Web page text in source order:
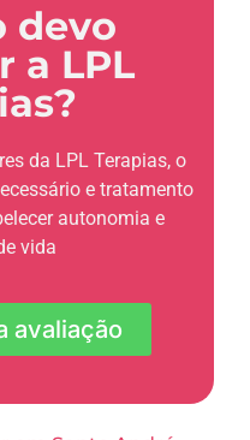
devo
a LPL
da LPL Terapias, o
e tratamento
autonomia e
vida
avaliação